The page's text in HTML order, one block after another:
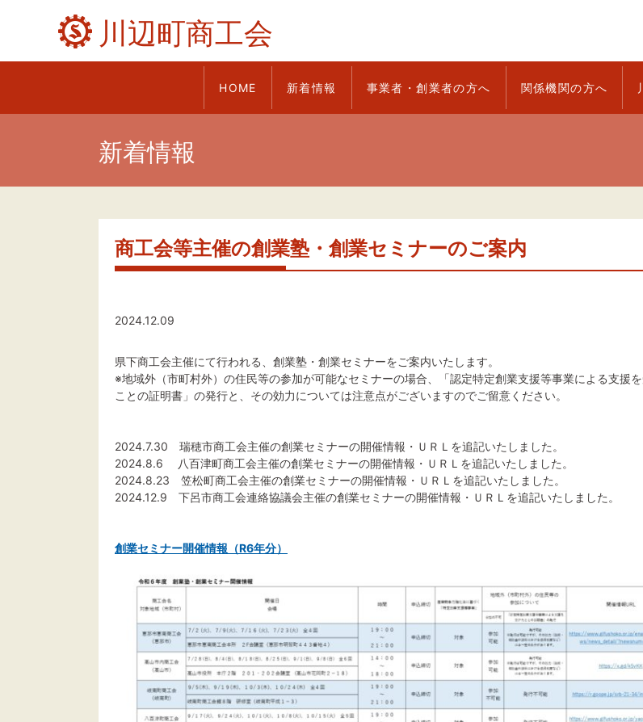
川辺町商工会
HOME 新着情報 事業者・創業者の方へ 関係機関の方へ
新着情報
商工会等主催の創業塾・創業セミナーのご案内
2024.12.09
県下商工会主催にて行われる、創業塾・創業セミナーをご案内いたします。
※地域外（市町村外）の住民等の参加が可能なセミナーの場合、「認定特定創業支援等事業による支援
ことの証明書」の発行と、その効力については注意点がございますのでご留意ください。
2024.7.30 瑞穂市商工会主催の創業セミナーの開催情報・ＵＲＬを追記いたしました。
2024.8.6 八百津町商工会主催の創業セミナーの開催情報・ＵＲＬを追記いたしました。
2024.8.23 笠松町商工会主催の創業セミナーの開催情報・ＵＲＬを追記いたしました。
2024.12.9 下呂市商工会連絡協議会主催の創業セミナーの開催情報・ＵＲＬを追記いたしました。
創業セミナー開催情報（R6年分）